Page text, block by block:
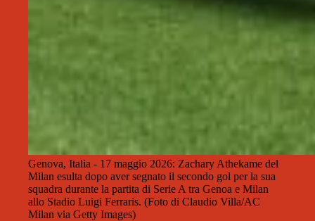
Genova, Italia - 17 maggio 2026: Zachary Athekame del
Milan esulta dopo aver segnato il secondo gol per la sua
squadra durante la partita di Serie A tra Genoa e Milan
allo Stadio Luigi Ferraris. (Foto di Claudio Villa/AC
Milan via Getty Images)